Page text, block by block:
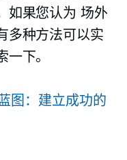
如果您认为场外
多种方法可以实
下。
图：建立成功的